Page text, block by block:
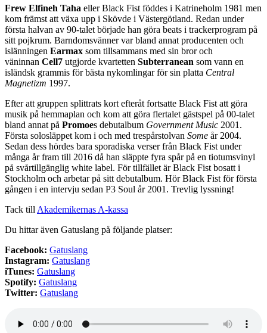
Frew Elfineh Taha eller Black Fist föddes i Katrineholm 1981 men
kom främst att växa upp i Skövde i Västergötland. Redan under
första halvan av 90-talet började han göra beats i trackerprogram på
sitt pojkrum. Barndomsvänner var bland annat producenten och
islänningen Earmax som tillsammans med sin bror och
väninnan Cell7 utgjorde kvartetten Subterranean som vann en
isländsk grammis för bästa nykomlingar för sin platta Central
Magnetizm 1997.
Efter att gruppen splittrats kort efteråt fortsatte Black Fist att göra
musik på hemmaplan och kom att göra flertalet gästspel på 00-talet
bland annat på Promoes debutalbum Government Music 2001.
Första solosläppet kom i och med trespårstolvan Some år 2004.
Sedan dess hördes bara sporadiska verser från Black Fist under
många år fram till 2016 då han släppte fyra spår på en tiotumsvinyl
på svårtillgänglig white label. För tillfället är Black Fist bosatt i
Stockholm och arbetar på sitt debutalbum. Hör Black Fist för första
gången i en intervju sedan P3 Soul år 2001. Trevlig lyssning!
Tack till Akademikernas A-kassa
Du hittar även Gatuslang på följande platser:
Facebook: Gatuslang
Instagram: Gatuslang
iTunes: Gatuslang
Spotify: Gatuslang
Twitter: Gatuslang